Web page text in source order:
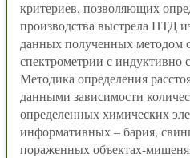
критериев, позволяющих
производства выстрела ПТД
данных полученных методом
спектрометрии с индуктивно
Методика определения
данными зависимости
определенных химических
информативных – бария,
пораженных объектах-